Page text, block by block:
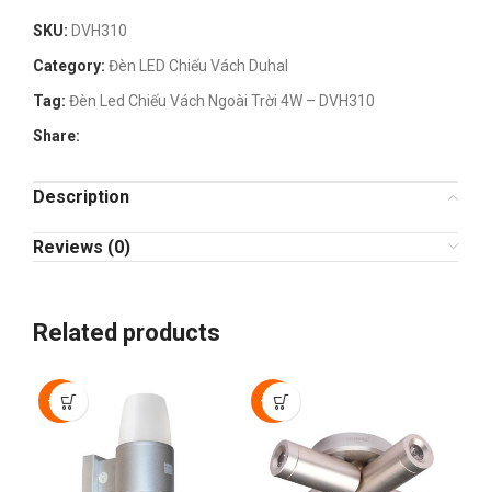
SKU: DVH310
Category: Đèn LED Chiếu Vách Duhal
Tag: Đèn Led Chiếu Vách Ngoài Trời 4W – DVH310
Share:
Description
Reviews (0)
Related products
-50% -50%